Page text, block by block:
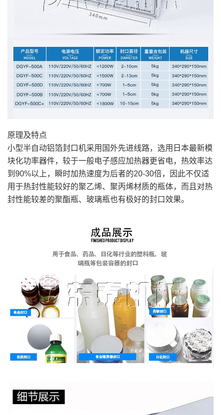
原理及特点
小型半自动铝箔封口机采用国外先进线路，选用日本最新模
块化功率器件，较于一般电子感应加热器更省电，热效率达
到90%以上，瞬时加热速度为后者的20-30倍，因此不仅适
用于热封性能较好的聚乙烯、聚丙烯材质的瓶体，而且对热
封性能较差的聚酯瓶、玻璃瓶也有极好的封口效果。